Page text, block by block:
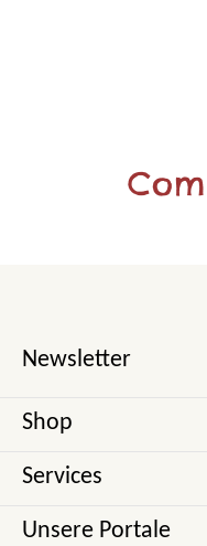
Newsletter
Shop
Services
Unsere Portale